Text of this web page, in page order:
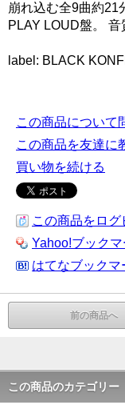
崩れ込む全9曲約21
PLAY LOUD盤。 音
label: BLACK
この商品について
この商品を友達に
買い物を続ける
この商品をログ
Yahoo!ブック
はてなブックマ
前の商品へ
この商品のカテゴリー